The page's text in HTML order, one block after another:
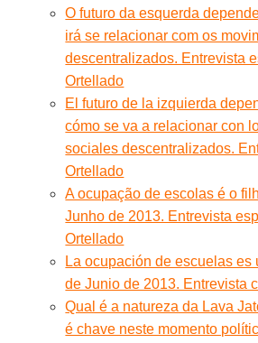
O futuro da esquerda
irá se relacionar com os
descentralizados. Entrevista
Ortellado
El futuro de la izquierda
cómo se va a relacionar con
sociales descentralizados.
Ortellado
A ocupação de escolas é o
Junho de 2013. Entrevista
Ortellado
La ocupación de escuelas
de Junio de 2013. Entrevista
Qual é a natureza da Lava
é chave neste momento